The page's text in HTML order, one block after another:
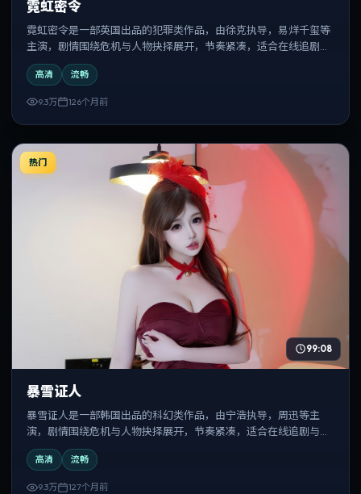
霓虹密令
霓虹密令是一部英国出品的犯罪类作品，由徐克执导，易烊千玺等
主演，剧情围绕危机与人物抉择展开，节奏紧凑，适合在线追剧与
反复观看。
高清 流畅
9.3万 126个月前
热门
99:08
暴雪证人
暴雪证人是一部韩国出品的科幻类作品，由宁浩执导，周迅等主
演，剧情围绕危机与人物抉择展开，节奏紧凑，适合在线追剧与反
复观看。
高清 流畅
9.3万 127个月前